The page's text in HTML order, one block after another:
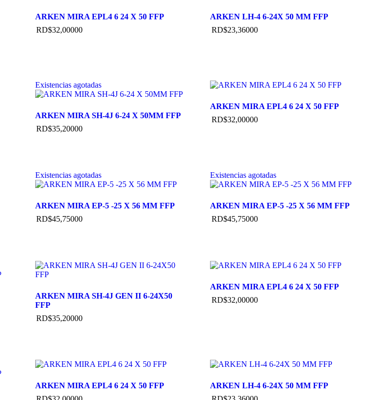
ARKEN MIRA EPL4 6 24 X 50 FFP
RD$32,00000
ARKEN LH-4 6-24X 50 MM FFP
RD$23,36000
Existencias agotadas
ARKEN MIRA SH-4J 6-24 X 50MM FFP
RD$35,20000
ARKEN MIRA EPL4 6 24 X 50 FFP
RD$32,00000
Existencias agotadas
ARKEN MIRA EP-5 -25 X 56 MM FFP
RD$45,75000
Existencias agotadas
ARKEN MIRA EP-5 -25 X 56 MM FFP
RD$45,75000
ARKEN MIRA SH-4J GEN II 6-24X50
FFP
RD$35,20000
ARKEN MIRA EPL4 6 24 X 50 FFP
RD$32,00000
ARKEN MIRA EPL4 6 24 X 50 FFP
ARKEN LH-4 6-24X 50 MM FFP